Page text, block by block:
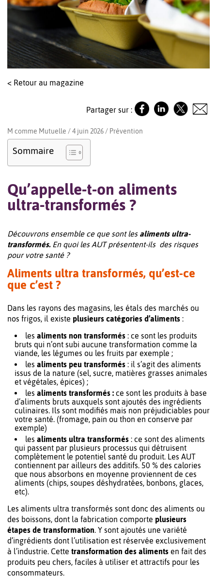
< Retour au magazine
Partager sur :
M comme Mutuelle / 4 juin 2026 / Prévention
Sommaire
Qu’appelle-t-on aliments
ultra-transformés ?
Découvrons ensemble ce que sont lesaliments ultra-
transformés. En quoi les AUT présentent-ils des risques
pour votre santé ?
Aliments ultra transformés, qu’est-ce
que c’est ?
Dans les rayons des magasins, les étals des marchés ou
nos frigos, il existe plusieurs catégories d’aliments :
les aliments non transformés : ce sont les produits
bruts qui n’ont subi aucune transformation comme la
viande, les légumes ou les fruits par exemple ;
les aliments peu transformés : il s’agit des aliments
issus de la nature (sel, sucre, matières grasses animales
et végétales, épices) ;
les aliments transformés : ce sont les produits à base
d’aliments bruts auxquels sont ajoutés des ingrédients
culinaires. Ils sont modifiés mais non préjudiciables pour
votre santé. (fromage, pain ou thon en conserve par
exemple)
les aliments ultra transformés : ce sont des aliments
qui passent par plusieurs processus qui détruisent
complètement le potentiel santé du produit. Les AUT
contiennent par ailleurs des additifs. 50 % des calories
que nous absorbons en moyenne proviennent de ces
aliments (chips, soupes déshydratées, bonbons, glaces,
etc).
Les aliments ultra transformés sont donc des aliments ou
des boissons, dont la fabrication comporte plusieurs
étapes de transformation. Y sont ajoutés une variété
d’ingrédients dont l’utilisation est réservée exclusivement
à l’industrie. Cette transformation des aliments en fait des
produits peu chers, faciles à utiliser et attractifs pour les
consommateurs.